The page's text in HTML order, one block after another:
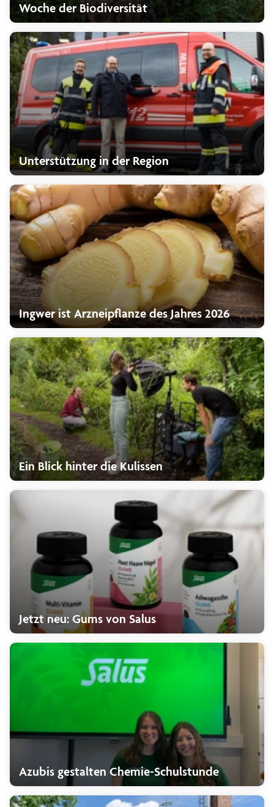
Woche der Biodiversität
Unterstützung in der Region
Ingwer ist Arzneipflanze des Jahres 2026
Ein Blick hinter die Kulissen
Jetzt neu: Gums von Salus
Azubis gestalten Chemie-Schulstunde